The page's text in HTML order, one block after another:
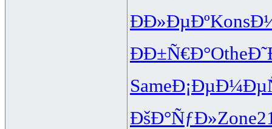
ÐÐ»ÐµÐºKons
ÐÐ±Ñ€Ð°Othe
SameÐ¡ÐµÐ¼Ðµ
ÐšÐ°ÑƒÐ»Zone